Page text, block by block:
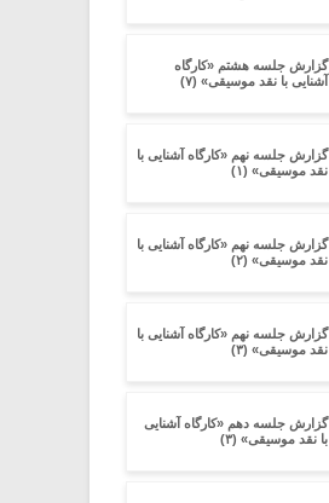
گزارش جلسه هشتم «کارگاه
آشنایی با نقد موسیقی» (۷)
گزارش جلسه نهم «کارگاه آشنایی با
نقد موسیقی» (۱)
گزارش جلسه نهم «کارگاه آشنایی با
نقد موسیقی» (۲)
گزارش جلسه نهم «کارگاه آشنایی با
نقد موسیقی» (۳)
گزارش جلسه دهم «کارگاه آشنایی
با نقد موسیقی» (۳)